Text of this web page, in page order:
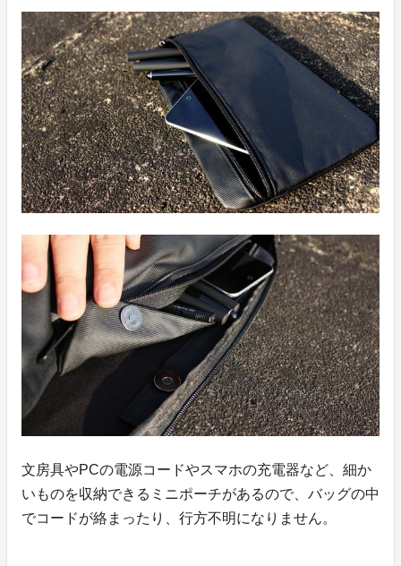
文房具やPCの電源コードやスマホの充電器など、細か
いものを収納できるミニポーチがあるので、バッグの中
でコードが絡まったり、行方不明になりません。